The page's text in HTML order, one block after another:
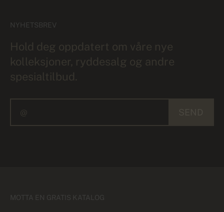
NYHETSBREV
Hold deg oppdatert om våre nye
kolleksjoner, ryddesalg og andre
spesialtilbud.
MOTTA EN GRATIS KATALOG